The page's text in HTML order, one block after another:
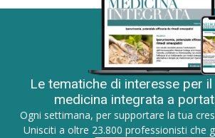
Le tematiche di interesse per
medicina integrata a
Ogni settimana, per supportare la tua
Unisciti a oltre 23.800 professionisti che